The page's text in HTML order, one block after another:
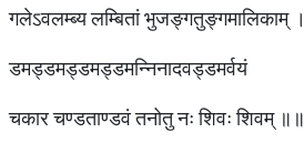
गलेऽवलम्ब्य लम्बितां भुजङ्गतुङ्गमालिकाम् ।
डमड्डमड्डमड्डमन्निनादवड्डमर्वयं
चकार चण्डताण्डवं तनोतु नः शिवः शिवम् ॥॥